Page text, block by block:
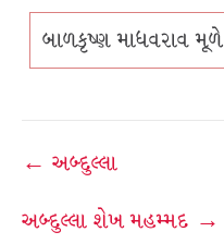
બાળકૃષ્ણ માધવરાવ મૂળે
Post
navigation
← અબ્દુલ્લા
અબ્દુલ્લા શેખ મહમ્મદ →